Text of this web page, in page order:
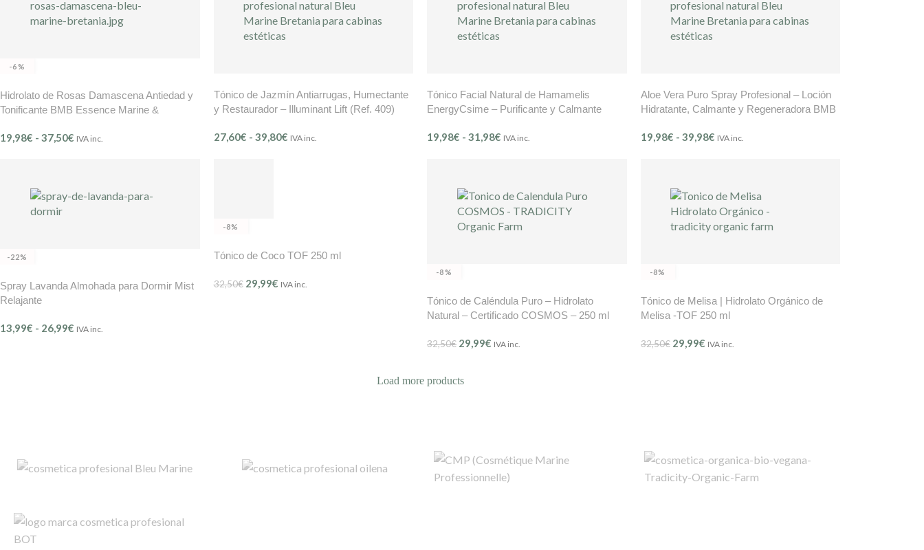
-6%
Hidrolato de Rosas Damascena Antiedad y
Tonificante BMB Essence Marine &
19,98€ - 37,50€ IVA inc.
Tónico de Jazmín Antiarrugas, Humectante
y Restaurador – Illuminant Lift (Ref. 409)
27,60€ - 39,80€ IVA inc.
Tónico Facial Natural de Hamamelis
EnergyCsime – Purificante y Calmante
19,98€ - 31,98€ IVA inc.
Aloe Vera Puro Spray Profesional – Loción
Hidratante, Calmante y Regeneradora BMB
19,98€ - 39,98€ IVA inc.
-22%
Spray Lavanda Almohada para Dormir Mist
Relajante
13,99€ - 26,99€ IVA inc.
-8%
Tónico de Coco TOF 250 ml
32,50€ 29,99€ IVA inc.
-8%
Tónico de Caléndula Puro – Hidrolato
Natural – Certificado COSMOS – 250 ml
32,50€ 29,99€ IVA inc.
-8%
Tónico de Melisa | Hidrolato Orgánico de
Melisa -TOF 250 ml
32,50€ 29,99€ IVA inc.
Load more products